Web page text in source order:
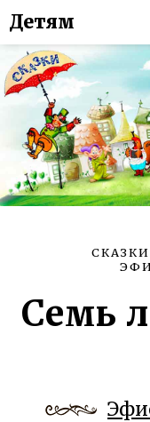
Детям
Семь